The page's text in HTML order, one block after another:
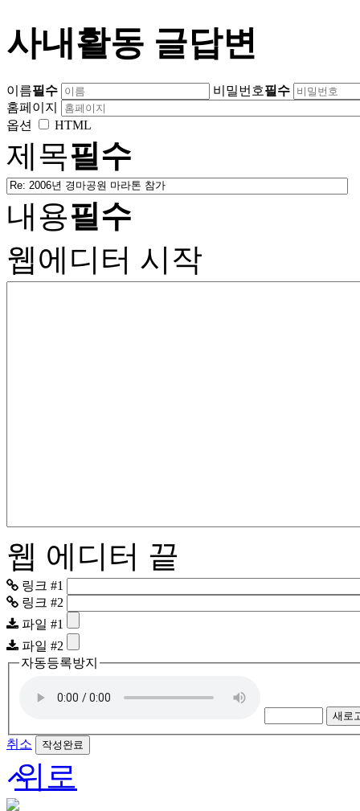
사내활동 글답변
이름필수 비밀번호필수
홈페이지
옵션
HTML
제목필수
내용필수
웹에디터 시작
웹 에디터 끝
링크 #1
링크 #2
파일 #1
파일 #2
자동등록방지
새로
취소
위로